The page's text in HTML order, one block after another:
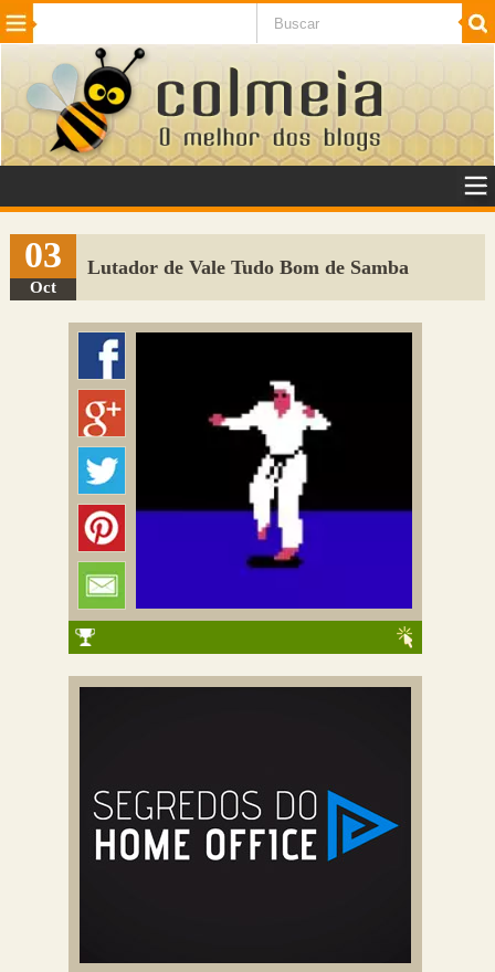
Beleza Cinema e TV
Internet Jogos NotÃ­cias SaÃºde
VeÃ­culos Adulto
Sugerir Link
Adicionar Blog
Colmeia Exchange
03
Oct
Lutador de Vale Tudo Bom de Samba